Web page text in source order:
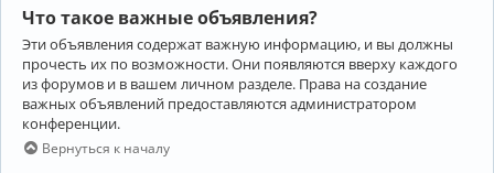
Что такое важные объявления?
Эти объявления содержат важную информацию, и вы должны
прочесть их по возможности. Они появляются вверху каждого
из форумов и в вашем личном разделе. Права на создание
важных объявлений предоставляются администратором
конференции.
Вернуться к началу